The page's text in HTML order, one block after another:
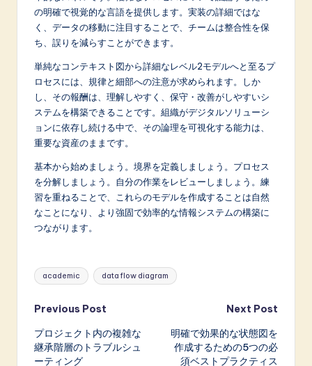
の明確で視覚的な言語を提供します。実装の詳細ではな
く、データの移動に注目することで、チームは整合性を保
ち、誤りを減らすことができます。
単純なコンテキスト図から詳細なレベル2モデルへと至るプ
ロセスには、規律と細部への注意が求められます。しか
し、その報酬は、理解しやすく、保守・改善がしやすいシ
ステムを構築できることです。組織がデジタルソリューシ
ョンに依存し続ける中で、その論理を可視化する能力は、
重要な資産のままです。
基本から始めましょう。境界を定義しましょう。プロセス
を分解しましょう。自分の作業をレビューしましょう。練
習を重ねることで、これらのモデルを作成することは自然
なことになり、より強固で効率的な情報システムの構築に
つながります。
Tags:
academic data flow diagram
Post
navigation
Previous Post
プロジェクト内の複雑な
継承階層のトラブルシュ
ーティング
Next Post
明確で効果的な状態図を
作成するための5つの必
須ベストプラクティス